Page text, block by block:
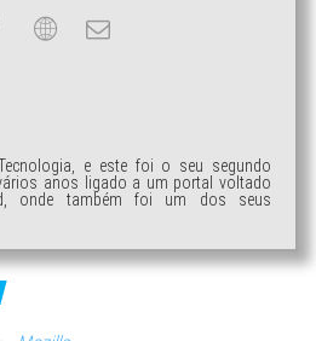
e este foi o seu segundo
anos ligado a um portal voltado
onde também foi um dos seus